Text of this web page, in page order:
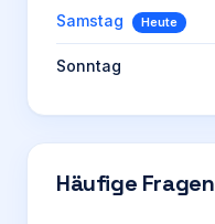
Samstag Heute
Sonntag
Häufige Fragen